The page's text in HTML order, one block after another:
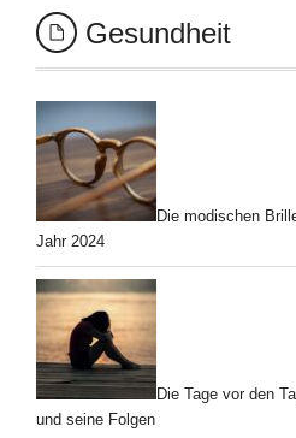
Gesundheit
Die modischen
Jahr 2024
Die Tage vor den
und seine Folgen